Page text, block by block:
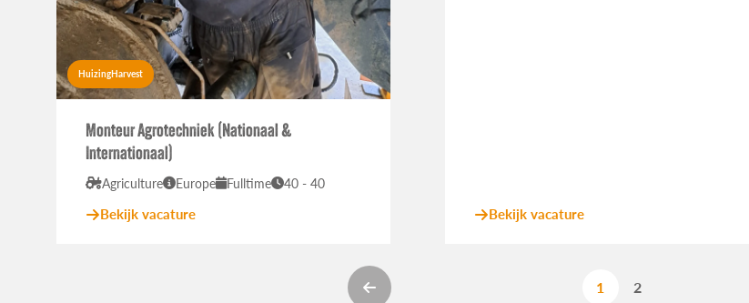
HuizingHarvest
Monteur Agrotechniek (Nationaal &
Internationaal)
Agriculture Europe Fulltime 40 - 40
Bekijk vacature Bekijk vacature
1 2